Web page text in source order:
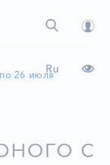
Ru
26 июля
с